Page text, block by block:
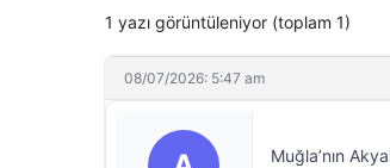
1 yazı görüntüleniyor (toplam 1)
08/07/2026: 5:47 am
Muğla’nın